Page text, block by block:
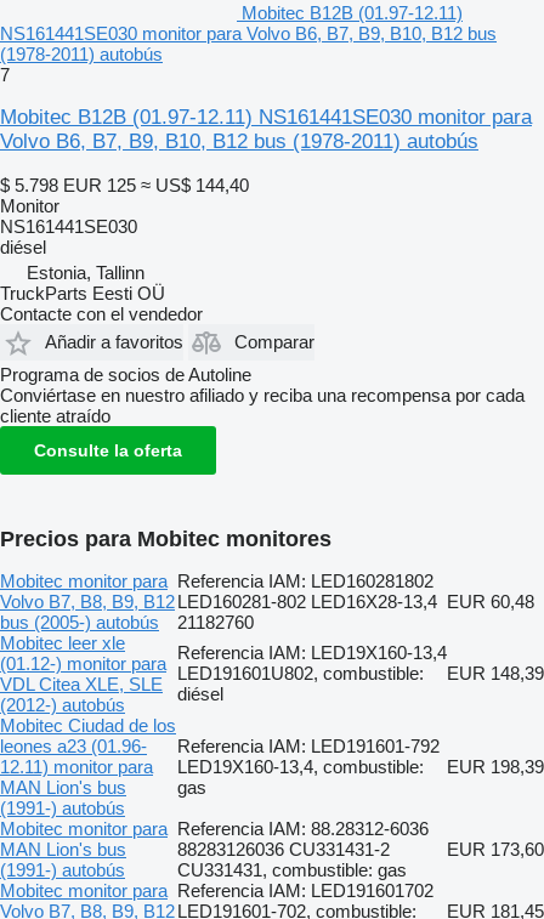
Mobitec B12B (01.97-12.11)
NS161441SE030 monitor para Volvo B6, B7, B9, B10, B12 bus
(1978-2011) autobús
7
Mobitec B12B (01.97-12.11) NS161441SE030 monitor para
Volvo B6, B7, B9, B10, B12 bus (1978-2011) autobús
$ 5.798 EUR 125 ≈ US$ 144,40
Monitor
NS161441SE030
diésel
Estonia, Tallinn
TruckParts Eesti OÜ
Contacte con el vendedor
Añadir a favoritos
Comparar
Programa de socios de Autoline
Conviértase en nuestro afiliado y reciba una recompensa por cada
cliente atraído
Consulte la oferta
Precios para Mobitec monitores
Mobitec monitor para
Volvo B7, B8, B9, B12
bus (2005-) autobús
Referencia IAM: LED160281802
LED160281-802 LED16X28-13,4
21182760
EUR 60,48
Mobitec leer xle
(01.12-) monitor para
VDL Citea XLE, SLE
(2012-) autobús
Referencia IAM: LED19X160-13,4
LED191601U802, combustible:
diésel
EUR 148,39
Mobitec Ciudad de los
leones a23 (01.96-
12.11) monitor para
MAN Lion's bus
(1991-) autobús
Referencia IAM: LED191601-792
LED19X160-13,4, combustible:
gas
EUR 198,39
Mobitec monitor para
MAN Lion's bus
(1991-) autobús
Referencia IAM: 88.28312-6036
88283126036 CU331431-2
CU331431, combustible: gas
EUR 173,60
Mobitec monitor para
Volvo B7, B8, B9, B12
Referencia IAM: LED191601702
LED191601-702, combustible:
EUR 181,45